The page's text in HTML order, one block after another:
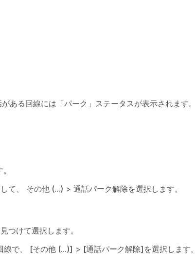
ある回線には「パーク」ステータスが表示されます
て、 その他 (…) > 通話パーク解除を選択します。
つけて選択します。
線で、 [その他 (…)] > [通話パーク解除] を選択します